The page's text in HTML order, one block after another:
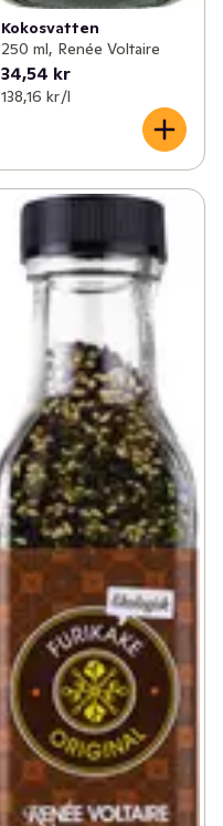
Kokosvatten
250 ml, Renée Voltaire
34,54 kr
138,16 kr /l